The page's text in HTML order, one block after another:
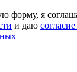
форму, я
и даю